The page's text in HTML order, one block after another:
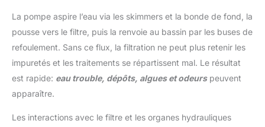
La pompe aspire l’eau via les skimmers et la bonde de fond, la
pousse vers le filtre, puis la renvoie au bassin par les buses de
refoulement. Sans ce flux, la filtration ne peut plus retenir les
impuretés et les traitements se répartissent mal. Le résultat
est rapide: eau trouble, dépôts, algues et odeurspeuvent
apparaître.
Les interactions avec le filtre et les organes hydrauliques